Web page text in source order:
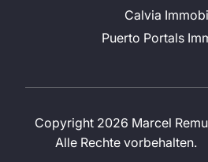
Calvia
Puerto Portals
Copyright 2026 Marcel
Alle Rechte vorbehalten.